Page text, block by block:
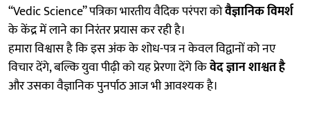
“Vedic Science” पत्रिका भारतीय वैदिक परंपरा कोवैज्ञानिक विमर्श
के केंद्र में लाने का निरंतर प्रयास कर रही है।
हमारा विश्वास है कि इस अंक के शोध-पत्र न केवल विद्वानों को नए
विचार देंगे, बल्कि युवा पीढ़ी को यह प्रेरणा देंगे किवेद ज्ञान शाश्वत है
और उसका वैज्ञानिक पुनर्पाठ आज भी आवश्यक है।